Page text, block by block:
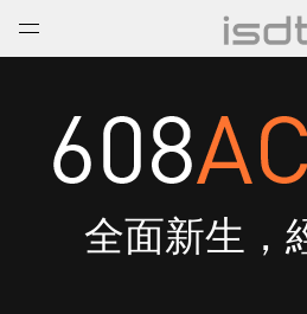
打开菜单
全面新生，